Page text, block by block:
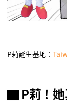
P莉誕生基地：
▇ P莉！她